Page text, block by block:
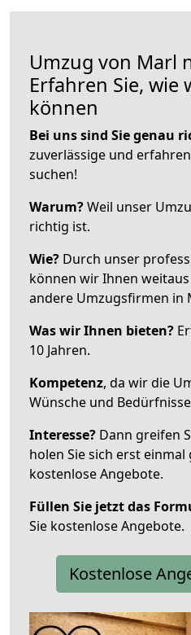
Umzug von Marl
Erfahren Sie,
können
Bei uns sind Sie genau
zuverlässige und
suchen!
Warum?Weil unser
richtig ist.
Wie? Durch unser
können wir Ihnen
andere Umzugsfirmen in
Was wir Ihnen bieten?
10 Jahren.
Kompetenz, da wir die
Wünsche und
Interesse? Dann greifen
holen Sie sich erst einmal
kostenlose Angebote.
Füllen Sie jetzt das
Sie kostenlose Angebote.
Kostenlose